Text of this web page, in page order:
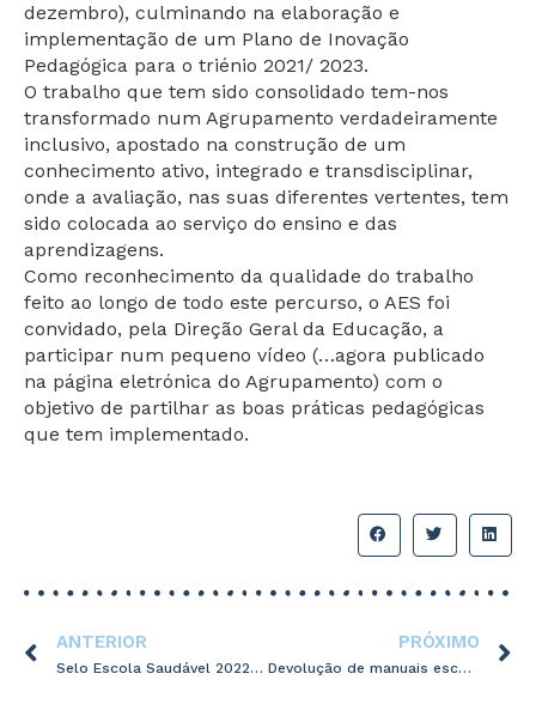
dezembro), culminando na elaboração e
implementação de um Plano de Inovação
Pedagógica para o triénio 2021/ 2023.
O trabalho que tem sido consolidado tem-nos
transformado num Agrupamento verdadeiramente
inclusivo, apostado na construção de um
conhecimento ativo, integrado e transdisciplinar,
onde a avaliação, nas suas diferentes vertentes, tem
sido colocada ao serviço do ensino e das
aprendizagens.
Como reconhecimento da qualidade do trabalho
feito ao longo de todo este percurso, o AES foi
convidado, pela Direção Geral da Educação, a
participar num pequeno vídeo (…agora publicado
na página eletrónica do Agrupamento) com o
objetivo de partilhar as boas práticas pedagógicas
que tem implementado.
ANTERIOR
Selo Escola Saudável 2022/2024
PRÓXIMO
Devolução de manuais escolares